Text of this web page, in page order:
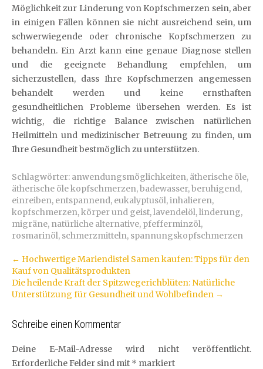
Möglichkeit zur Linderung von Kopfschmerzen sein, aber
in einigen Fällen können sie nicht ausreichend sein, um
schwerwiegende oder chronische Kopfschmerzen zu
behandeln. Ein Arzt kann eine genaue Diagnose stellen
und die geeignete Behandlung empfehlen, um
sicherzustellen, dass Ihre Kopfschmerzen angemessen
behandelt werden und keine ernsthaften
gesundheitlichen Probleme übersehen werden. Es ist
wichtig, die richtige Balance zwischen natürlichen
Heilmitteln und medizinischer Betreuung zu finden, um
Ihre Gesundheit bestmöglich zu unterstützen.
Schlagwörter: anwendungsmöglichkeiten, ätherische öle,
ätherische öle kopfschmerzen,badewasser,beruhigend,
einreiben, entspannend, eukalyptusöl,inhalieren,
kopfschmerzen,körper und geist,lavendelöl,linderung,
migräne, natürliche alternative, pfefferminzöl,
rosmarinöl, schmerzmitteln, spannungskopfschmerzen
Artikel-
Navigation
← Hochwertige Mariendistel Samen kaufen: Tipps für den
Kauf von Qualitätsprodukten
Die heilende Kraft der Spitzwegerichblüten: Natürliche
Unterstützung für Gesundheit und Wohlbefinden →
Schreibe einen Kommentar
Deine E-Mail-Adresse wird nicht veröffentlicht.
Erforderliche Felder sind mit * markiert